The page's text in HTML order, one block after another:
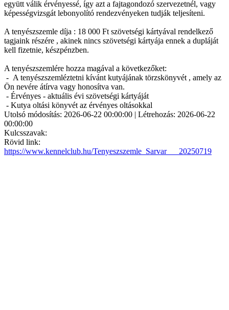
együtt válik érvényessé, így azt a fajtagondozó szervezetnél, vagy
képességvizsgát lebonyolító rendezvényeken tudják teljesíteni.
A tenyészszemle díja : 18 000 Ft szövetségi kártyával rendelkező
tagjaink részére , akinek nincs szövetségi kártyája ennek a dupláját
kell fizetnie, készpénzben.
A tenyészszemlére hozza magával a következőket:
- A tenyészszemléztetni kívánt kutyájának törzskönyvét , amely az
Ön nevére átírva vagy honosítva van.
- Érvényes - aktuális évi szövetségi kártyáját
- Kutya oltási könyvét az érvényes oltásokkal
Utolsó módosítás: 2026-06-22 00:00:00 | Létrehozás: 2026-06-22
00:00:00
Kulcsszavak:
Rövid link:
https://www.kennelclub.hu/Tenyeszszemle_Sarvar___20250719